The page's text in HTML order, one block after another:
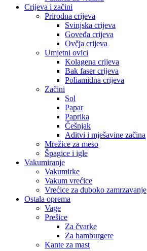
Crijeva i začini
Prirodna crijeva
Svinjska crijeva
Goveđa crijeva
Ovčja crijeva
Umjetni ovici
Kolagena crijeva
Bak faser crijeva
Poliamidna crijeva
Začini
Sol
Papar
Paprika
Češnjak
Aditvi i mješavine začina
Mrežice za meso
Špagice i igle
Vakumiranje
Vakumirke
Vakum vrećice
Vrećice za duboko zamrzavanje
Ostala oprema
Vage
Prešice
Za čvarke
Za hamburgere
Kante za mast